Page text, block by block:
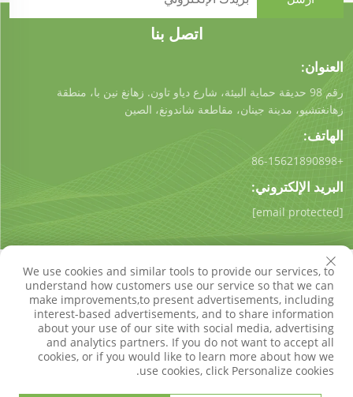
اتصل بنا
العنوان:
رقم 98 حديقة حماية البيئة، شارع دياو تاون. زهانغ نين با، منطقة
زهانغتشيو، مدينة جينان، مقاطعة شاندونغ، الصين
الهاتف:
+86-15621890898
البريد الإلكتروني:
[email protected]
حقوق النسخ © شركة شاندونغ كيجونغ للتكنولوجيا البيئية المحدودة.
جميع الحقوق محفوظةسياسة الخصوصية مدونة
We use cookies and similar tools to provide our services, to
understand how customers use our service so that we can
make improvements,to present advertisements, including
interest-based advertisements, and to share information
about your use of our site with social media, advertising
and analytics partners. If you do not want to accept all
cookies, or if you would like to learn more about how we
use cookies, click Personalize cookies.